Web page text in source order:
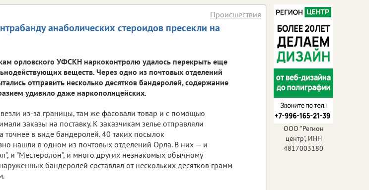
анаболических стероидов пресекли на
Происшествия
орловского УФСКН наркоконтролю удалось перекрыть еще
веществ. Через одно из почтовых отделений
отправить несколько десятков бандеролей, содержание
удивило даже наркополицейских.
из-за границы, там же фасовали товар и с помощью
заказы на поставку. К заказчикам зелье отправляли
в виде бандеролей. 40 таких посылок
нашли в одном из почтовых отделений Орла. В них — и
и "Местеролон", и много других незнакомых обычному
бандеролей составлял от нескольких десятков грамм
ООО "Регион
центр", ИНН
4817003180